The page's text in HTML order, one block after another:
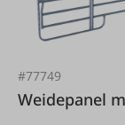
#77749
Weidepanel